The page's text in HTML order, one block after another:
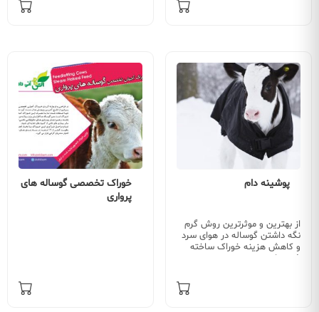
پوشینه دام
از بهترین و موثرترین روش گرم
نگه داشتن گوساله در هوای سرد
و کاهش هزینه خوراک ساخته
شده با برترین…
خوراک تخصصی گوساله های
پرواری